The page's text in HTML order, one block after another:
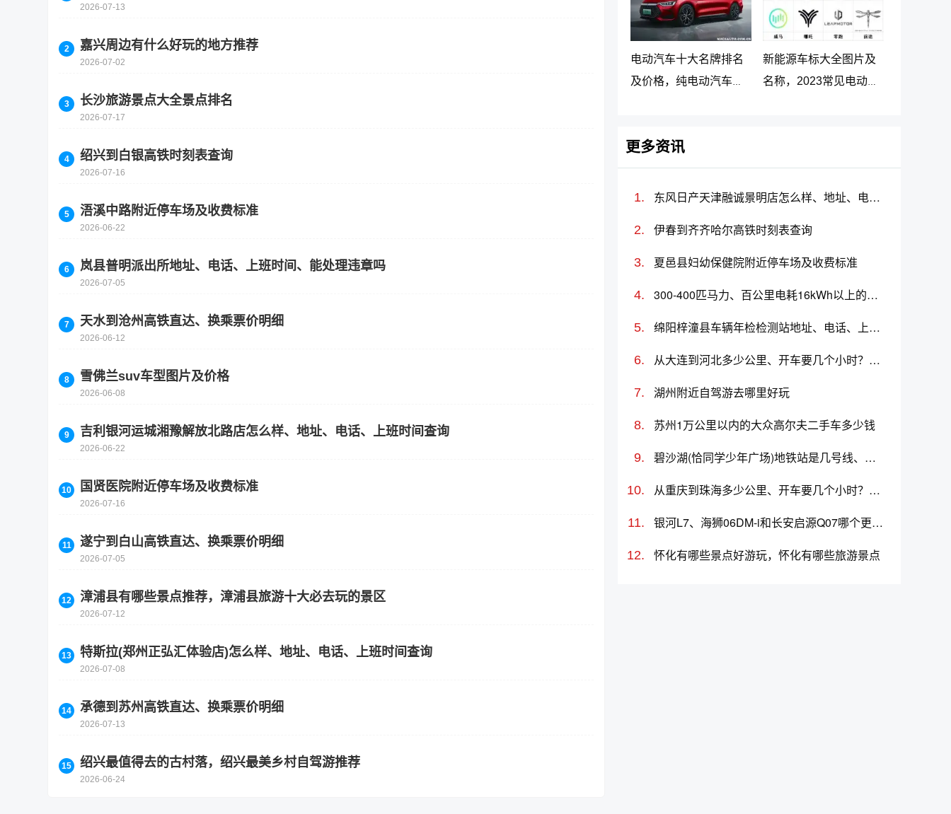
2026-07-13
嘉兴周边有什么好玩的地方推荐
2026-07-02
长沙旅游景点大全景点排名
2026-07-17
绍兴到白银高铁时刻表查询
2026-07-16
浯溪中路附近停车场及收费标准
2026-06-22
岚县普明派出所地址、电话、上班时间、能处理违章吗
2026-07-05
天水到沧州高铁直达、换乘票价明细
2026-06-12
雪佛兰suv车型图片及价格
2026-06-08
吉利银河运城湘豫解放北路店怎么样、地址、电话、上班时间查询
2026-06-22
国贤医院附近停车场及收费标准
2026-07-16
遂宁到白山高铁直达、换乘票价明细
2026-07-05
漳浦县有哪些景点推荐，漳浦县旅游十大必去玩的景区
2026-07-12
特斯拉(郑州正弘汇体验店)怎么样、地址、电话、上班时间查询
2026-07-08
承德到苏州高铁直达、换乘票价明细
2026-07-13
绍兴最值得去的古村落，绍兴最美乡村自驾游推荐
2026-06-24
电动汽车十大名牌排名
及价格，纯电动汽车排
新能源车标大全图片及
名称，2023常见电动汽
更多资讯
东风日产天津融诚景明店怎么样、地址、电话、上班时间查询
伊春到齐齐哈尔高铁时刻表查询
夏邑县妇幼保健院附近停车场及收费标准
300-400匹马力、百公里电耗16kWh以上的电动车有哪些？哪款好？价格多少？
绵阳梓潼县车辆年检检测站地址、电话、上班时间
从大连到河北多少公里、开车要几个小时？过路费、油费等
湖州附近自驾游去哪里好玩
苏州1万公里以内的大众高尔夫二手车多少钱
碧沙湖(恰同学少年广场)地铁站是几号线、首末班车时间表
从重庆到珠海多少公里、开车要几个小时？过路费、油费等
银河L7、海狮06DM-i和长安启源Q07哪个更值得买？性价比、配置对比
怀化有哪些景点好游玩，怀化有哪些旅游景点